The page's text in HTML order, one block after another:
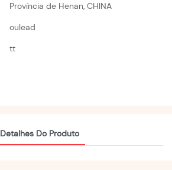
Província de Henan, CHINA
oulead
tt
Detalhes Do Produto